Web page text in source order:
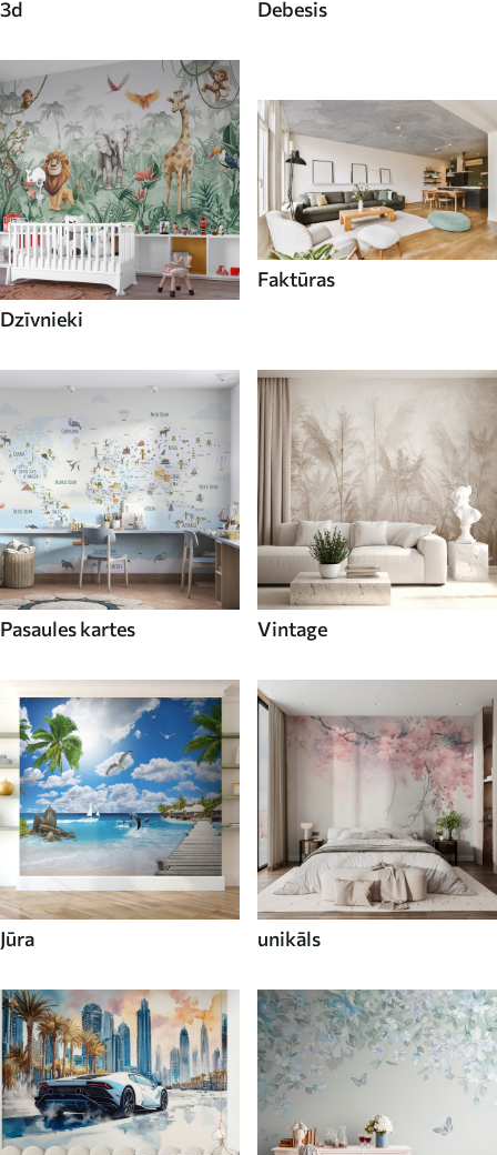
3d Debesis
Dzīvnieki
Faktūras
Pasaules kartes Vintage
Jūra unikāls